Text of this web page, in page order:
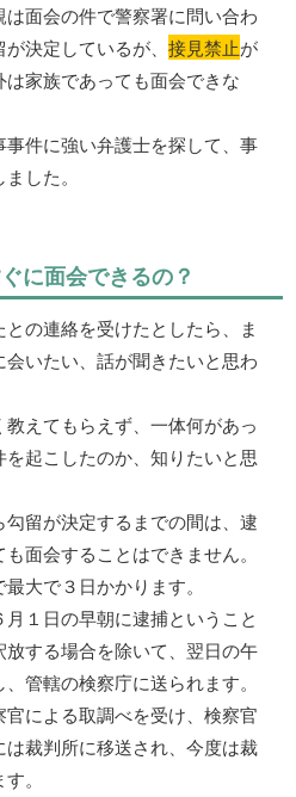
面会の件で警察署に問い合わ
決定しているが、接見禁止が
家族であっても面会できな
件に強い弁護士を探して、事
した。
に面会できるの？
の連絡を受けたとしたら、ま
いたい、話が聞きたいと思わ
えてもらえず、一体何があっ
起こしたのか、知りたいと思
留が決定するまでの間は、逮
面会することはできません。
大で３日かかります。
１日の早朝に逮捕ということ
する場合を除いて、翌日の午
管轄の検察庁に送られます。
による取調べを受け、検察官
裁判所に移送され、今度は裁
。